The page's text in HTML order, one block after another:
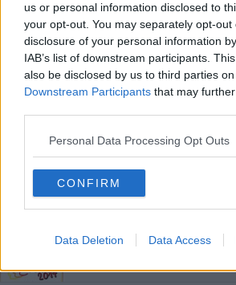
us or personal information disclosed to
your opt-out. You may separately opt-
disclosure of your personal information
IAB’s list of downstream participants.
also be disclosed by us to third parties
Downstream Participants that may
Personal Data Processing Opt Outs
CONFIRM
Data Deletion Data Access
Festa dei carabinieri: le
Ad Arezzo un Natale di musica
"Festa della musica - Guido
Un concerto in ricordo di
Un concerto “ai piedi della